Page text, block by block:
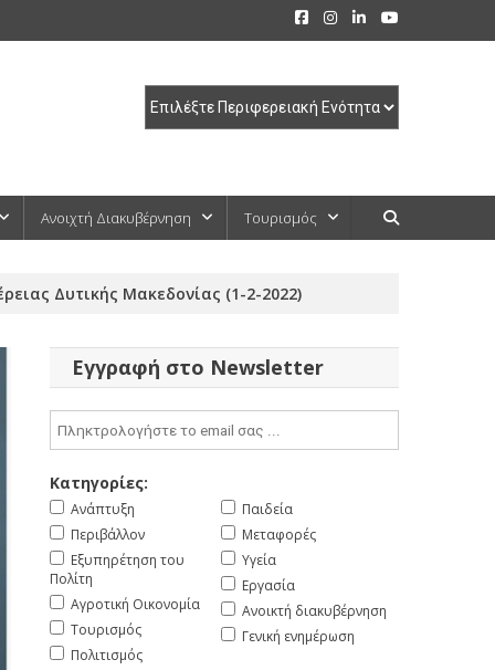
Ανοιχτή Διακυβέρνηση Τουρισμός
Δυτικής Μακεδονίας (1-2-2022)
Εγγραφή στο Newsletter
Κατηγορίες:
Ανάπτυξη
Περιβάλλον
Εξυπηρέτηση του
Πολίτη
Αγροτική Οικονομία
Τουρισμός
Πολιτισμός
Παιδεία
Μεταφορές
Υγεία
Εργασία
Ανοικτή διακυβέρνηση
Γενική ενημέρωση